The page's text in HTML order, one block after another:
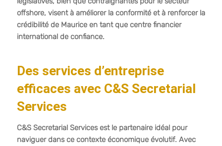
offshore, visent à améliorer la conformité et à renforcer la
crédibilité de Maurice en tant que centre financier
international de confiance.
Des services d’entreprise
efficaces avec C&S Secretarial
Services
C&S Secretarial Services est le partenaire idéal pour
naviguer dans ce contexte économique évolutif. Avec